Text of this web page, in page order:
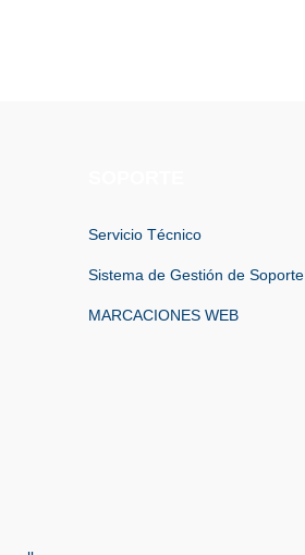
Servicio Técnico
Sistema de Gestión de Soporte
MARCACIONES WEB